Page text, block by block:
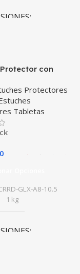
con
Galaxy
2021 – 2022
x205 Anti
soporte
Protectores
Tabletas
GLX-A8-10.5
1 kg